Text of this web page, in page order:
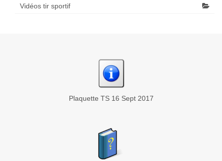
Vidéos tir sportif
Plaquette TS 16 Sept 2017